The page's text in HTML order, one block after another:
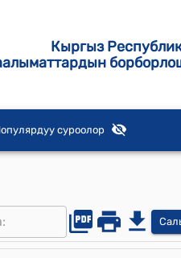
Кыргыз
суроолор